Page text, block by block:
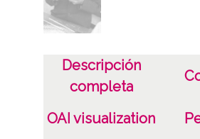
Descripción
completa
OAI visualization